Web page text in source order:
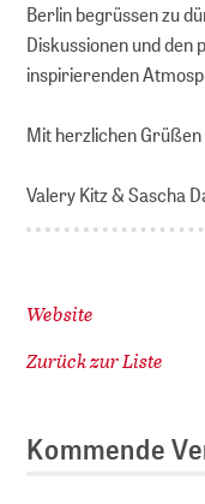
Berlin begrüssen zu
Diskussionen und den
inspirierenden
Mit herzlichen Grüßen
Valery Kitz & Sascha
Website
Zurück zur Liste
Kommende